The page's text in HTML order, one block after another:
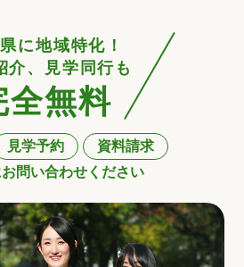
に地域特化！
介、見学同行も
全無料
見学予約
資料請求
問い合わせください